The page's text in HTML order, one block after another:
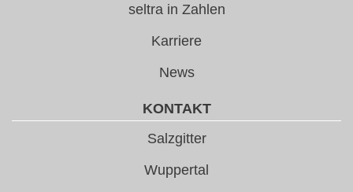
seltra in Zahlen
Karriere
News
KONTAKT
Salzgitter
Wuppertal